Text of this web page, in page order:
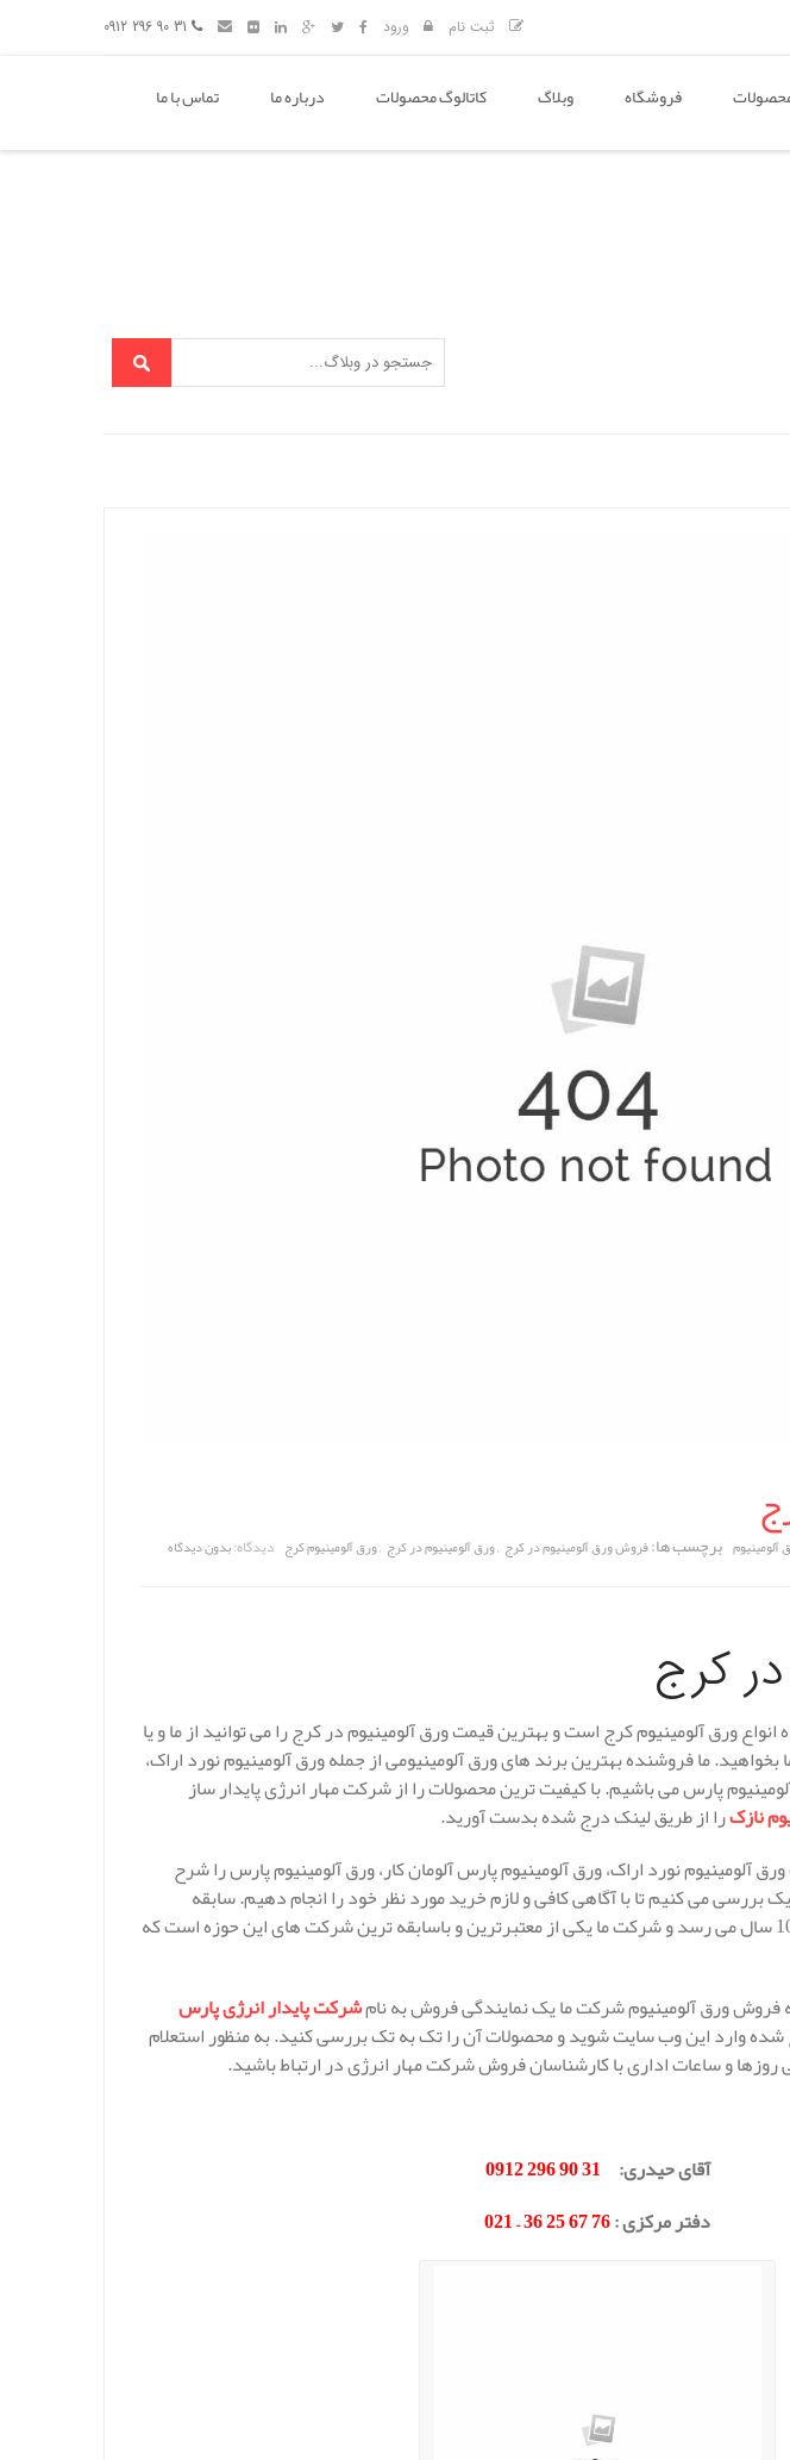
ثبت نام ورود
فروشگاه وبلاگ کاتالوگ محصولات درباره ما تماس با ما
آلومینیوم برچسب ها:فروش ورق آلومینیوم در کرج ,ورق آلومینیوم در کرج ,ورق آلومینیوم کرج دیدگاه:بدون دیدگاه
کرج
ورق آلومینیوم کرج است و بهترین قیمت ورق آلومینیوم در کرج را می توانید از ما و یا
ما فروشنده بهترین برند های ورق آلومینیومی از جمله ورق آلومینیوم نورد اراک،
پارس می باشیم. با کیفیت ترین محصولات را از شرکت مهار انرژی پایدار ساز
نازکرا از طریق لینک درج شده بدست آورید.
آلومینیوم نورد اراک، ورق آلومینیوم پارس آلومان کار، ورق آلومینیوم پارس را شرح
می کنیم تا با آگاهی کافی و لازم خرید مورد نظر خود را انجام دهیم. سابقه
فعالیت شرکت مهار انرژی به بیش از 10 سال می رسد و شرکت ما یکی از معتبرترین و باسابقه ترین شرکت های این حوزه است که
فروش ورق آلومینیوم شرکت ما یک نمایندگی فروش به نامشرکت پایدار انرژی پارس
شده وارد این وب سایت شوید و محصولات آن را تک به تک بررسی کنید. به منظور استعلام
روزها و ساعات اداری با کارشناسان فروش شرکت مهار انرژی در ارتباط باشید.
آقای حیدری:
31 90 296 0912
دفتر مرکزی:
76 67 25 36 – 021